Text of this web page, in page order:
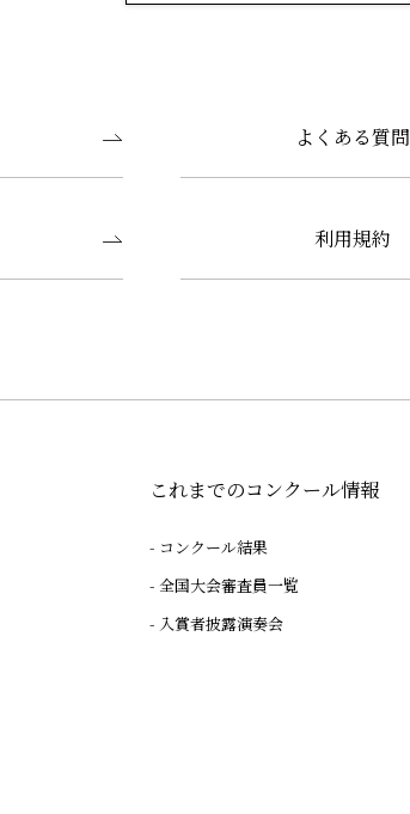
よくある質問
利用規約
これまでのコンクール情報
コンクール結果
全国大会審査員一覧
入賞者披露演奏会